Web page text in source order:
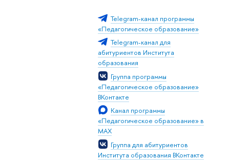
Telegram-канал программы
«Педагогическое образование»
Telegram-канал для
абитуриентов Института
образования
Группа программы
«Педагогическое образование»
ВКонтакте
Канал программы
«Педагогическое образование» в
MAX
Группа для абитуриентов
Института образования ВКонтакте